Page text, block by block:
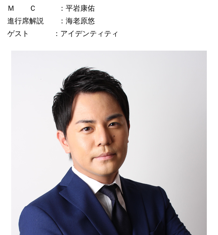
Ｍ Ｃ ：平岩康佑
進行席解説 ：海老原悠
ゲスト ：アイデンティティ